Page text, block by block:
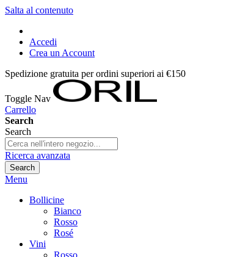
Salta al contenuto
Accedi
Crea un Account
Spedizione gratuita per ordini superiori ai €150
Toggle Nav
Carrello
Search
Search
Ricerca avanzata
Search
Menu
Bollicine
Bianco
Rosso
Rosé
Vini
Rosso